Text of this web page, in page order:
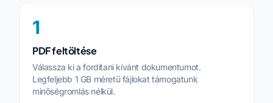
1
PDF feltöltése
Válassza ki a fordítani kívánt dokumentumot.
Legfeljebb 1 GB méretű fájlokat támogatunk
minőségromlás nélkül.